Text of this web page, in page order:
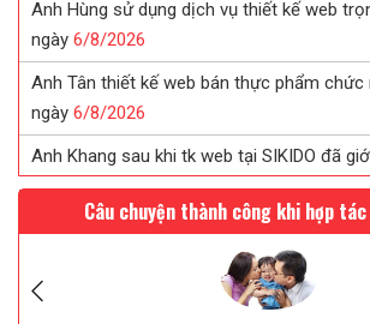
Anh Hùng sử dụng dịch vụ thiết kế web
ngày 6/8/2026
Anh Tân thiết kế web bán thực phẩm chức
ngày 6/8/2026
Anh Khang sau khi tk web tại SIKIDO đã
dụng6/8/2026
Chị Tuyết đã tin tưởng ký web in ấn sau
Chị Uyên thiết kế web saloc tóc tại SIKIDO
Câu chuyện thành công khi hợp tác